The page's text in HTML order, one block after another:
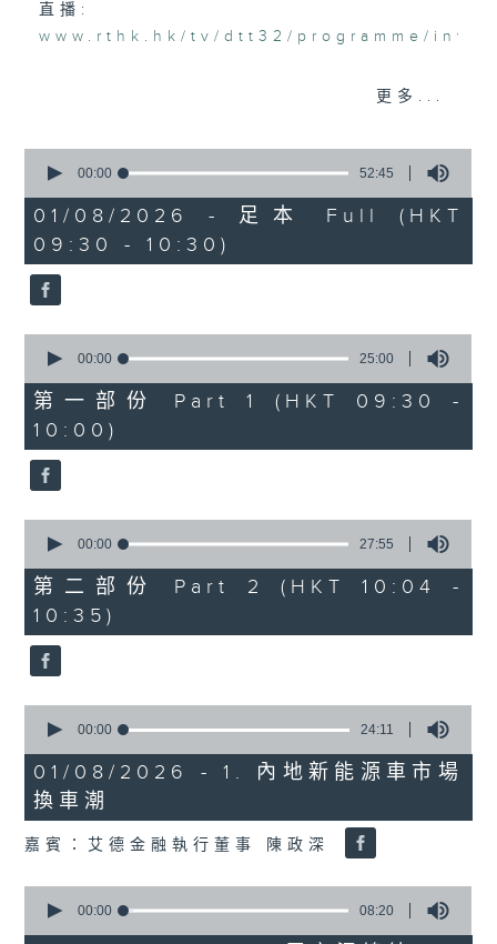
直播:
www.rthk.hk/tv/dtt32/programme/
更多...
seconds
52
minutes,
45
seconds
00:00 52:45
01/08/2026 - 足本 Full (HKT
09:30 - 10:30)
seconds
25
minutes,
0
seconds
00:00 25:00
第一部份 Part 1 (HKT 09:30 -
10:00)
seconds
27
minutes,
55
seconds
00:00 27:55
第二部份 Part 2 (HKT 10:04 -
10:35)
seconds
24
minutes,
11
seconds
00:00 24:11
01/08/2026 - 1. 內地新能源車市場
換車潮
嘉賓：艾德金融執行董事 陳政深
seconds
00:00 08:20